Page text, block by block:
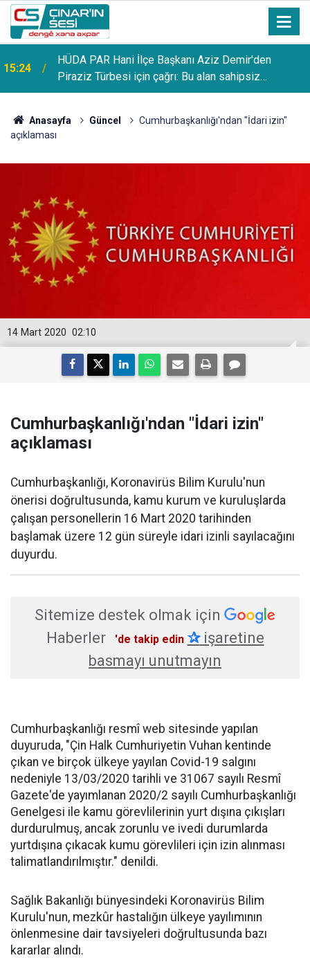
15:24
HÜDA PAR Hani İlçe Başkanı Aziz Demir'den
Piraziz Türbesi için çağrı: Bu alan sahipsiz
bırakılmamalı
Anasayfa Güncel
Cumhurbaşkanlığı'ndan "İdari izin"
açıklaması
02:10
14 Mart 2020
Cumhurbaşkanlığı'ndan "İdari izin"
açıklaması
Cumhurbaşkanlığı, Koronavirüs Bilim Kurulu'nun
önerisi doğrultusunda, kamu kurum ve kuruluşlarda
çalışan personellerin 16 Mart 2020 tarihinden
başlamak üzere 12 gün süreyle idari izinli sayılacağını
duyurdu.
Sitemize destek olmak için
Haberler
'de takip edin ✰işaretine
basmayı unutmayın
Cumhurbaşkanlığı resmî web sitesinde yapılan
duyuruda, "Çin Halk Cumhuriyetin Vuhan kentinde
çıkan ve birçok ülkeye yayılan Covid-19 salgını
nedeniyle 13/03/2020 tarihli ve 31067 sayılı Resmî
Gazete'de yayımlanan 2020/2 sayılı Cumhurbaşkanlığı
Genelgesi ile kamu görevlilerinin yurt dışına çıkışları
durdurulmuş, ancak zorunlu ve ivedi durumlarda
yurtdışına çıkacak kumu görevlileri için izin alınması
talimatlandırılmıştır." denildi.
Sağlık Bakanlığı bünyesindeki Koronavirüs Bilim
Kurulu'nun, mezkûr hastalığın ülkeye yayılımının
önlenmesine dair tavsiyeleri doğrultusunda bazı
kararlar alındı.